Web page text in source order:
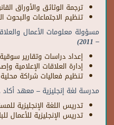
ترجمة الوثائق والأوراق
تنظيم الاجتماعات والبحوث
مسؤولة معلومات الأعمال
– 2011)
إعداد دراسات وتقارير
إدارة العلاقات الإعلامية
تنظيم فعاليات شراكة
مدرسة لغة إنجليزية – معهد
تدريس اللغة الإنجليزية
تدريس الإنجليزية للأعمال